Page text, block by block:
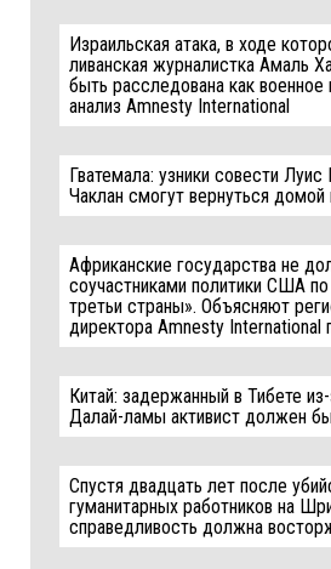
Израильская атака, в ходе
ливанская журналистка Амаль
быть расследована как
анализ Amnesty International
Гватемала: узники совести
Чаклан смогут вернуться
Африканские государства не
соучастниками политики США
третьи страны». Объясняют
директора Amnesty International
Китай: задержанный в Тибете
Далай-ламы активист должен
Спустя двадцать лет после
гуманитарных работников на
справедливость должна